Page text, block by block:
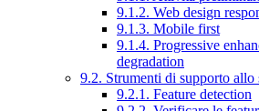
9.1.2. Web design
9.1.3. Mobile first
9.1.4. Progressive
degradation
9.2. Strumenti di supporto
9.2.1. Feature detection